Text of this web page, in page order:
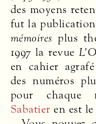
des moyens
fut la
mémoires plus
1997 la revue
en cahier
des numéros
pour chaque
Sabatier en est